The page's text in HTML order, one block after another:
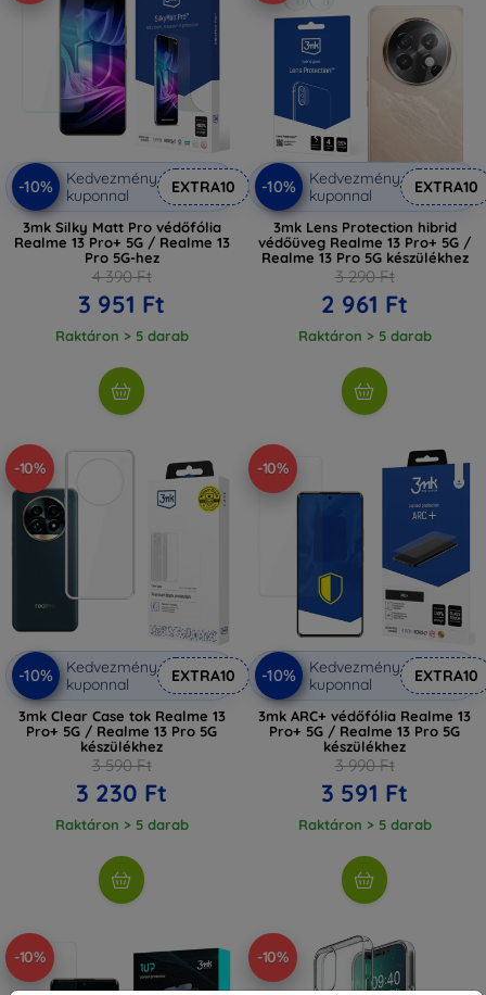
-10%
Kedvezmény
kuponnal
EXTRA10
3mk Silky Matt Pro védőfólia
Realme 13 Pro+ 5G / Realme 13
Pro 5G-hez
4 390 Ft
3 951 Ft
Raktáron > 5 darab
-10%
Kedvezmény
kuponnal
EXTRA10
3mk Lens Protection hibrid
védőüveg Realme 13 Pro+ 5G /
Realme 13 Pro 5G készülékhez
3 290 Ft
2 961 Ft
Raktáron > 5 darab
-10%
-10%
Kedvezmény
kuponnal
EXTRA10
3mk Clear Case tok Realme 13
Pro+ 5G / Realme 13 Pro 5G
készülékhez
3 590 Ft
3 230 Ft
Raktáron > 5 darab
-10%
-10%
Kedvezmény
kuponnal
EXTRA10
3mk ARC+ védőfólia Realme 13
Pro+ 5G / Realme 13 Pro 5G
készülékhez
3 990 Ft
3 591 Ft
Raktáron > 5 darab
-10% -10%